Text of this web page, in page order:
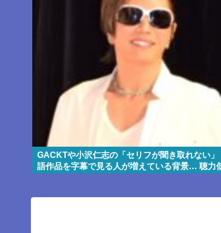
GACKTや小沢仁志の「セリフが聞き取れない」
語作品を字幕で見る人が増えている背景… 聴力